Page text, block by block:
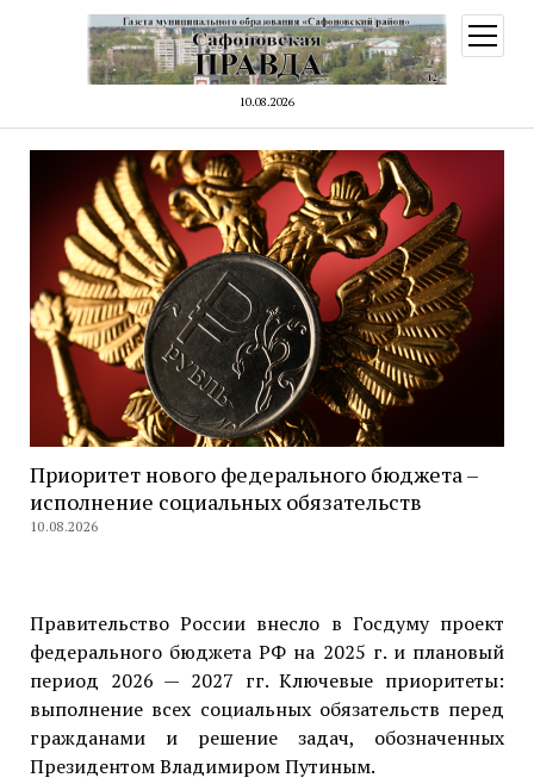
10.08.2026
меню
Приоритет нового федерального бюджета –
исполнение социальных обязательств
10.08.2026
Правительство России внесло в Госдуму проект
федерального бюджета РФ на 2025 г. и плановый
период 2026 — 2027 гг. Ключевые приоритеты:
выполнение всех социальных обязательств перед
гражданами и решение задач, обозначенных
Президентом Владимиром Путиным.